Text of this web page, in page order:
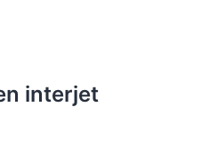
interjet